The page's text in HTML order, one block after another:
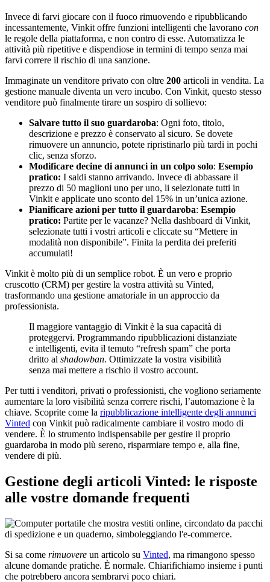
Invece di farvi giocare con il fuoco rimuovendo e ripubblicando
incessantemente, Vinkit offre funzioni intelligenti che lavorano con
le regole della piattaforma, e non contro di esse. Automatizza le
attività più ripetitive e dispendiose in termini di tempo senza mai
farvi correre il rischio di una sanzione.
Immaginate un venditore privato con oltre 200 articoli in vendita. La
gestione manuale diventa un vero incubo. Con Vinkit, questo stesso
venditore può finalmente tirare un sospiro di sollievo:
Salvare tutto il suo guardaroba: Ogni foto, titolo,
descrizione e prezzo è conservato al sicuro. Se dovete
rimuovere un annuncio, potete ripristinarlo più tardi in pochi
clic, senza sforzo.
Modificare decine di annunci in un colpo solo: Esempio
pratico: I saldi stanno arrivando. Invece di abbassare il
prezzo di 50 maglioni uno per uno, li selezionate tutti in
Vinkit e applicate uno sconto del 15% in un’unica azione.
Pianificare azioni per tutto il guardaroba: Esempio
pratico: Partite per le vacanze? Nella dashboard di Vinkit,
selezionate tutti i vostri articoli e cliccate su “Mettere in
modalità non disponibile”. Finita la perdita dei preferiti
accumulati!
Vinkit è molto più di un semplice robot. È un vero e proprio
cruscotto (CRM) per gestire la vostra attività su Vinted,
trasformando una gestione amatoriale in un approccio da
professionista.
Il maggiore vantaggio di Vinkit è la sua capacità di
proteggervi. Programmando ripubblicazioni distanziate
e intelligenti, evita il temuto “refresh spam” che porta
dritto al shadowban. Ottimizzate la vostra visibilità
senza mai mettere a rischio il vostro account.
Per tutti i venditori, privati o professionisti, che vogliono seriamente
aumentare la loro visibilità senza correre rischi, l’automazione è la
chiave. Scoprite come la ripubblicazione intelligente degli annunci
Vinted con Vinkit può radicalmente cambiare il vostro modo di
vendere. È lo strumento indispensabile per gestire il proprio
guardaroba in modo più sereno, risparmiare tempo e, alla fine,
vendere di più.
Gestione degli articoli Vinted: le risposte
alle vostre domande frequenti
Si sa come rimuovere un articolo su Vinted, ma rimangono spesso
alcune domande pratiche. È normale. Chiarifichiamo insieme i punti
che potrebbero ancora sembrarvi poco chiari.